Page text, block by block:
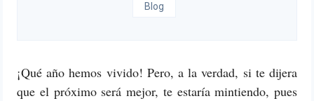
Blog
¡Qué año hemos vivido! Pero, a la verdad, si te dijera
que el próximo será mejor, te estaría mintiendo, pues